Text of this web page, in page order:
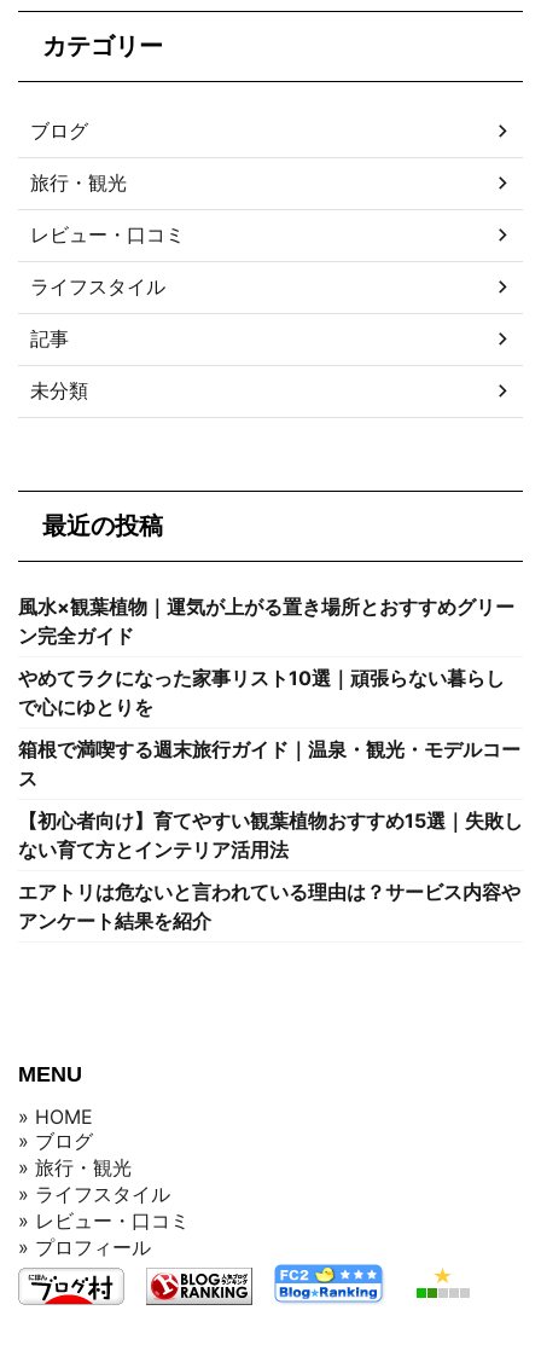
カテゴリー
ブログ
旅行・観光
レビュー・口コミ
ライフスタイル
記事
未分類
最近の投稿
風水×観葉植物｜運気が上がる置き場所とおすすめグリー
ン完全ガイド
やめてラクになった家事リスト10選｜頑張らない暮らし
で心にゆとりを
箱根で満喫する週末旅行ガイド｜温泉・観光・モデルコー
ス
【初心者向け】育てやすい観葉植物おすすめ15選｜失敗し
ない育て方とインテリア活用法
エアトリは危ないと言われている理由は？サービス内容や
アンケート結果を紹介
MENU
» HOME
» ブログ
» 旅行・観光
» ライフスタイル
» レビュー・口コミ
» プロフィール